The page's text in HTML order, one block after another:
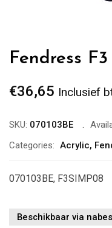
Fendress
€36,65 Inclusief
SKU: 070103BE
Categories: Acrylic,
070103BE, F3SIMP08
Beschikbaar via